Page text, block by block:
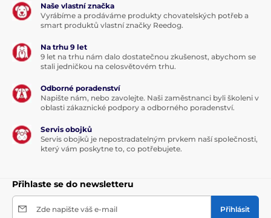
Naše vlastní značka
Vyrábíme a prodáváme produkty chovatelských potřeb a
smart produktů vlastní značky Reedog.
Na trhu 9 let
9 let na trhu nám dalo dostatečnou zkušenost, abychom se
stali jedničkou na celosvětovém trhu.
Odborné poradenství
Napište nám, nebo zavolejte. Naši zaměstnanci byli školeni v
oblasti zákaznické podpory a odborného poradenství.
Servis obojků
Servis obojků je nepostradatelným prvkem naší společnosti,
který vám poskytne to, co potřebujete.
Přihlaste se do newsletteru
Zde napište váš e-mail Přihlásit